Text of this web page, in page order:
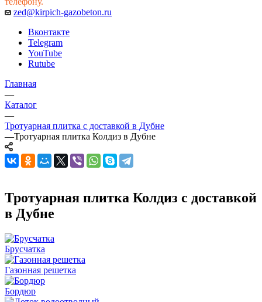
zed@kirpich-gazobeton.ru
Вконтакте
Telegram
YouTube
Rutube
Главная
—
Каталог
—
Тротуарная плитка с доставкой в Дубне
—Тротуарная плитка Колдиз в Дубне
Тротуарная плитка Колдиз с доставкой
в Дубне
Брусчатка
Газонная решетка
Бордюр